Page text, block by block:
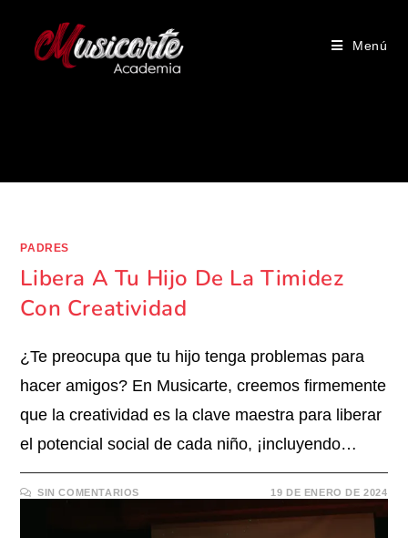
Menú
PADRES
Libera A Tu Hijo De La Timidez
Con Creatividad
¿Te preocupa que tu hijo tenga problemas para
hacer amigos? En Musicarte, creemos firmemente
que la creatividad es la clave maestra para liberar
el potencial social de cada niño, ¡incluyendo…
SIN COMENTARIOS 19 DE ENERO DE 2024